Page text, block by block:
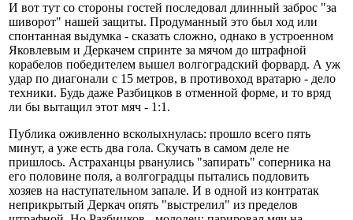
И вот тут со стороны гостей последовал длинный заброс "за
шиворот" нашей защиты. Продуманный это был ход или
спонтанная выдумка - сказать сложно, однако в устроенном
Яковлевым и Деркачем спринте за мячом до штрафной
корабелов победителем вышел волгоградский форвард. А уж
удар по диагонали с 15 метров, в противоход вратарю - дело
техники. Будь даже Разбицков в отменной форме, и то вряд
ли бы вытащил этот мяч - 1:1.
Публика оживленно всколыхнулась: прошло всего пять
минут, а уже есть два гола. Скучать в самом деле не
пришлось. Астраханцы рванулись "запирать" соперника на
его половине поля, а волгоградцы пытались подловить
хозяев на наступательном запале. И в одной из контратак
неприкрытый Деркач опять "выстрелил" из пределов